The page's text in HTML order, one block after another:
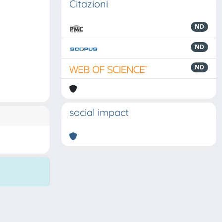
Citazioni
ND
ND
ND
social impact